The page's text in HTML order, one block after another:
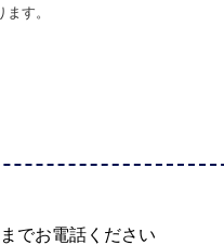
す。
でお電話ください